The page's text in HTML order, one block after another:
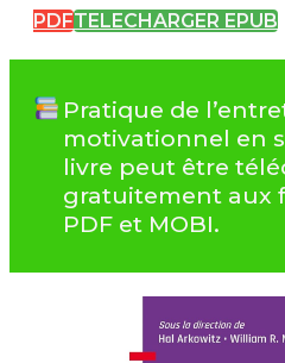
PDFTELECHARGER EPUB
Pratique de
motivationnel en
livre peut être
gratuitement aux
PDF et MOBI.